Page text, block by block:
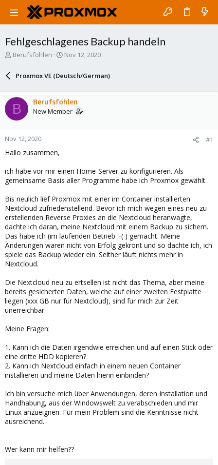
Fehlgeschlagenes Backup handeln
T
d
s
t
t
e
Berufsfohlen
S
r
d
a
t
Nov 12, 2020
Proxmox VE (Deutsch/German)
B Berufsfohlen
New Member
Nov 12, 2020 #1
Hallo zusammen,
ich habe vor mir einen Home-Server zu konfigurieren. Als
gemeinsame Basis aller Programme habe ich Proxmox gewählt.
Bis neulich lief Proxmox mit einer im Container installierten
Nextcloud zufriedenstellend. Bevor ich mich wegen eines neu zu
erstellenden Reverse Proxies an die Nextcloud heranwagte,
dachte ich daran, meine Nextcloud mit einem Backup zu sichern.
Das habe ich (im laufenden Betrieb :-( ) gemacht. Meine
Änderungen waren nicht von Erfolg gekrönt und so dachte ich, ich
spiele das Backup wieder ein. Seither läuft nichts mehr in
Nextcloud.
Die Nextcloud neu zu ertsellen ist nicht das Thema, aber meine
bereits gesicherten Daten, welche auf einer zweiten Festplatte
liegen (xxx GB nur für Nextcloud), sind für mich zur Zeit
unerreichbar.
Meine Fragen:
1. Kann ich die Daten irgendwie erreichen und auf einen Stick oder
eine dritte HDD kopieren?
2. Kann ich Nextcloud einfach in einem neuen Container
installieren und meine Daten hierin einbinden?
Ich bin versuche mich über Anwendungen, deren Installation und
Handhabung, aus der Windowswelt zu verabschieden und mir
Linux anzueignen. Für mein Problem sind die Kenntnisse nicht
ausreichend.
Wer kann mir helfen??